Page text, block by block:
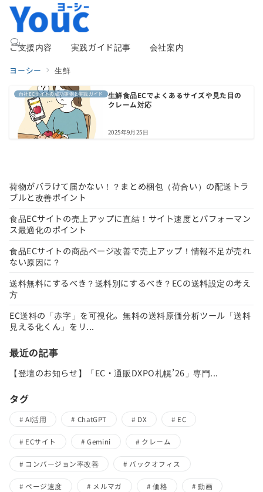
ご支援内容 実践ガイド記事 会社案内
ヨーシー 生鮮
自社ECサイトの成功事例と実践ガイド
生鮮食品ECでよくあるサイズや見た目の
クレーム対応
2025年9月25日
荷物がバラけて届かない！？まとめ梱包（荷合い）の配送トラ
ブルと改善ポイント
食品ECサイトの売上アップに直結！サイト速度とパフォーマン
ス最適化のポイント
食品ECサイトの商品ページ改善で売上アップ！情報不足が売れ
ない原因に？
送料無料にするべき？送料別にするべき？ECの送料設定の考え
方
EC送料の「赤字」を可視化。無料の送料原価分析ツール「送料
見える化くん」をリ...
最近の記事
【登壇のお知らせ】「EC・通販DXPO札幌’26」専門...
タグ
AI活用 ChatGPT DX EC
ECサイト Gemini クレーム
コンバージョン率改善 バックオフィス
ページ速度 メルマガ 価格 動画